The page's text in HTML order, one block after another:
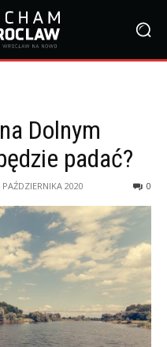
Dolnym
padać?
PAŹDZIERNIKA 2020 0